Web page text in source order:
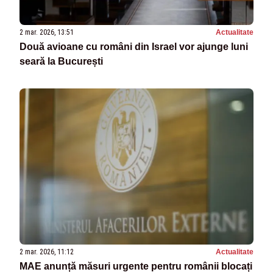
2 mar. 2026, 13:51 Actualitate
Două avioane cu români din Israel vor ajunge luni
seară la București
2 mar. 2026, 11:12 Actualitate
MAE anunță măsuri urgente pentru românii blocați